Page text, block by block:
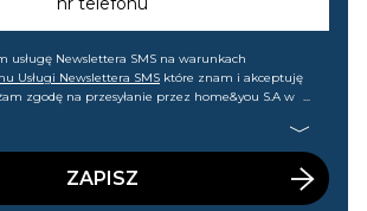
usługę Newslettera SMS na warunkach
Usługi Newslettera SMS które znam i akceptuję
zgodę na przesyłanie przez home&you S.A w
Wiem, że mogę tę zgodę w każdej chwili
ZAPISZ